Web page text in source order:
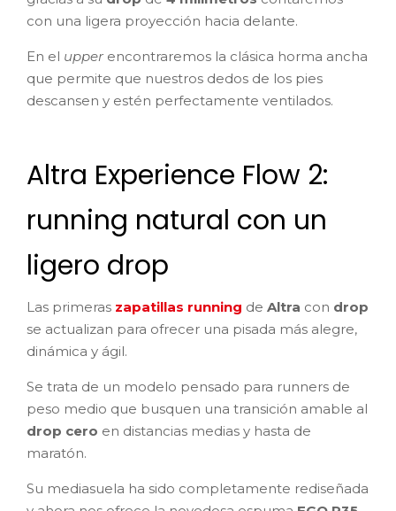
con una ligera proyección hacia delante.
En el upper encontraremos la clásica horma ancha
que permite que nuestros dedos de los pies
descansen y estén perfectamente ventilados.
Altra Experience Flow 2:
running natural con un
ligero drop
Las primeras zapatillas running de Altra con drop
se actualizan para ofrecer una pisada más alegre,
dinámica y ágil.
Se trata de un modelo pensado para runners de
peso medio que busquen una transición amable al
drop cero en distancias medias y hasta de
maratón.
Su mediasuela ha sido completamente rediseñada